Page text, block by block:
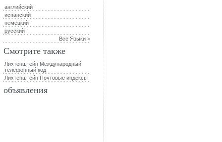
английский
испанский
немецкий
русский
Все Языки >
Смотрите также
Лихтенштейн Международный
телефонный код
Лихтенштейн Почтовые индексы
объявления